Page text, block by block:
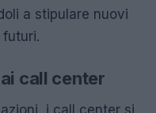
a stipulare nuovi
call center
i call center si